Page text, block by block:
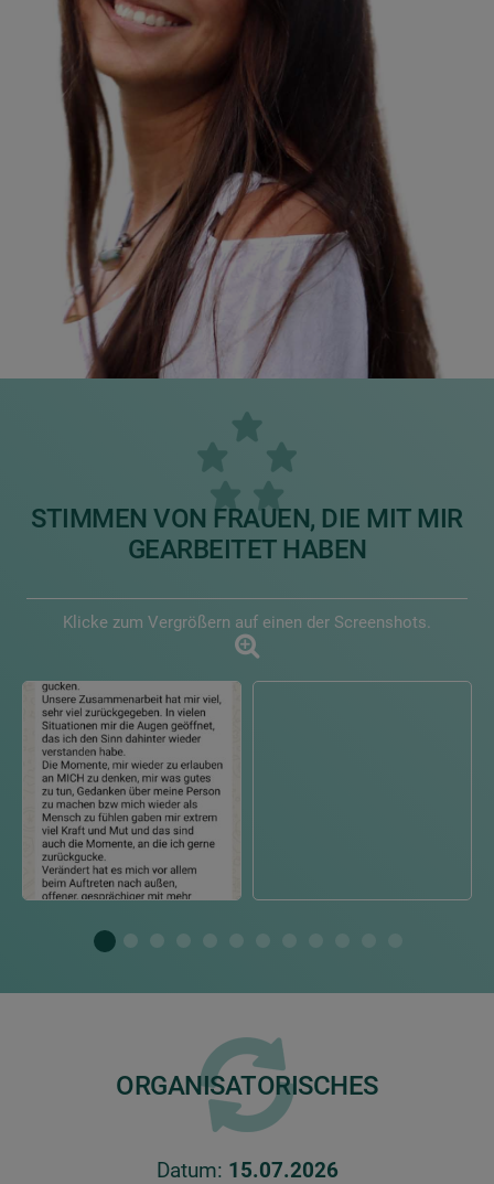
STIMMEN VON FRAUEN, DIE MIT MIR
GEARBEITET HABEN
Klicke zum Vergrößern auf einen der Screenshots.
ORGANISATORISCHES
Datum: 15.07.2026